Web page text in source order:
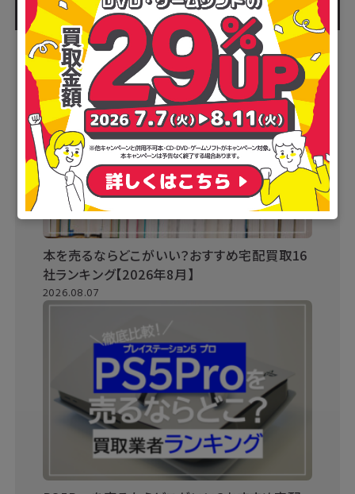
人気記事
本を売るならどこがいい？おすすめ宅配買取16
社ランキング【2026年8月】
2026.08.07